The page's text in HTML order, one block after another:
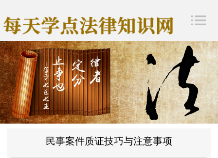
民事案件质证技巧与注意事项